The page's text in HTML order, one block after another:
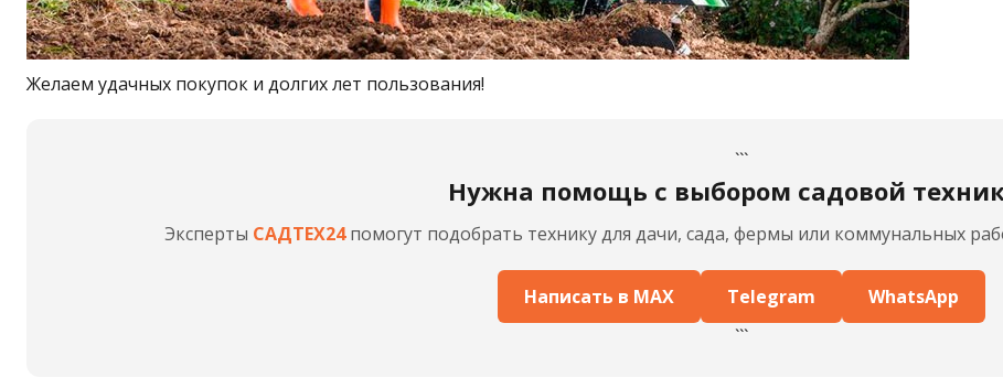
Желаем удачных покупок и долгих лет пользования!
```
Нужна помощь с выбором садовой
Эксперты САДТЕХ24помогут подобрать технику для дачи, сада, фермы или коммунальных
Написать в MAX Telegram
WhatsApp
```